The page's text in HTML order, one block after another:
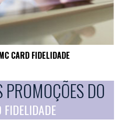
CARD FIDELIDADE
DO